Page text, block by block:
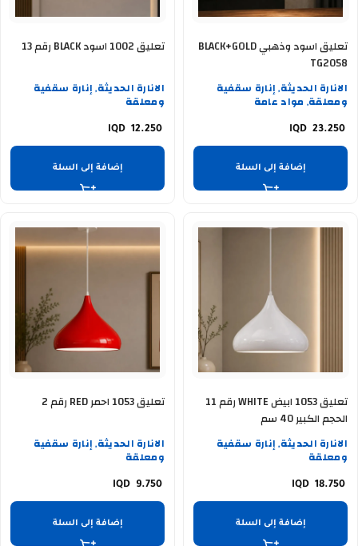
تعليق اسود وذهبي BLACK+GOLD
TG2058
الانارة الحديثة, إنارة سقفية
ومعلقة, مواد عامة
23.250
إضافة إلى السلة
تعليق 1002 اسود BLACK رقم 13
الانارة الحديثة, إنارة سقفية
ومعلقة
12.250
إضافة إلى السلة
تعليق 1053 ابيض WHITE رقم 11
الحجم الكبير 40 سم
الانارة الحديثة, إنارة سقفية
ومعلقة
18.750
إضافة إلى السلة
تعليق 1053 احمر RED رقم 2
الانارة الحديثة, إنارة سقفية
ومعلقة
9.750
إضافة إلى السلة